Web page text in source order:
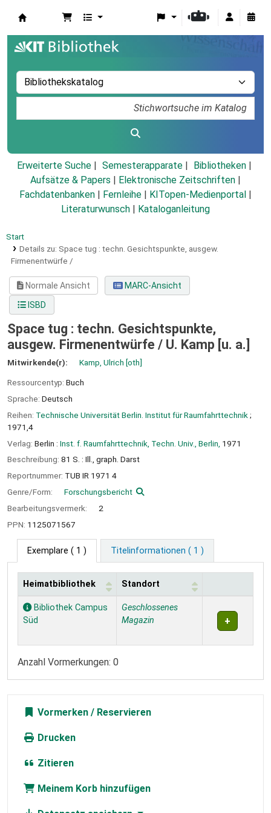
Erweiterte Suche Semesterapparate
Bibliotheken
Aufsätze & Papers
Elektronische Zeitschriften
Fachdatenbanken
Fernleihe KITopen-Medienportal
Literaturwunsch
Kataloganleitung
Start
Details zu: Space tug : techn. Gesichtspunkte, ausgew.
Firmenentwürfe /
Normale Ansicht
MARC-Ansicht
ISBD
Space tug : techn. Gesichtspunkte,
ausgew. Firmenentwürfe / U. Kamp [u. a.]
Mitwirkende(r): Kamp, Ulrich [oth]
Ressourcentyp: Buch
Sprache: Deutsch
Reihen: Technische Universität Berlin. Institut für Raumfahrttechnik ;
1971,4
Verlag: Berlin : Inst. f. Raumfahrttechnik, Techn. Univ., Berlin, 1971
Beschreibung: 81 S. : Ill., graph. Darst
Reportnummer: TUB IR 1971 4
Genre/Form:
Forschungsbericht
Bearbeitungsvermerk:
2
PPN: 1125071567
Exemplare ( 1 ) Titelinformationen ( 1 )
Exemplare
Heimatbibliothek Standort
Bibliothek Campus
Süd
Geschlossenes
Magazin
Anzahl Vormerkungen: 0
Vormerken
Drucken
Zitieren
Meinem Korb hinzufügen